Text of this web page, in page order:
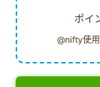
ポイ
@nifty使